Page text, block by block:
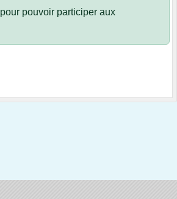
pour pouvoir participer aux